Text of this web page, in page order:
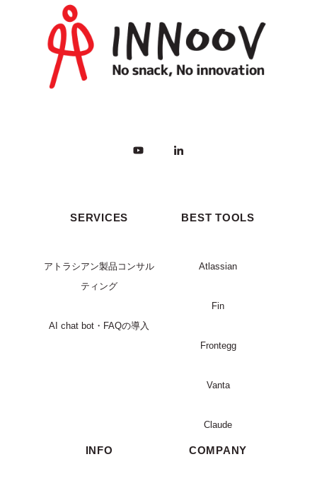
SERVICES
アトラシアン製品コンサル
ティング
AI chat bot・FAQの導入
BEST TOOLS
Atlassian
Fin
Frontegg
Vanta
Claude
INFO COMPANY